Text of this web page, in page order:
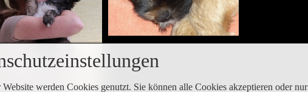
werden Cookies genutzt. Sie können alle Cookies akzeptieren oder nur